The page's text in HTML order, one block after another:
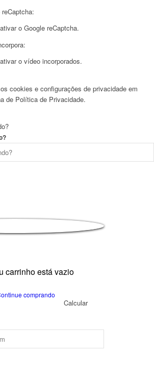
o Google reCaptcha.
o vídeo incorporados.
cookies e configurações de privacidade em
de Política de Privacidade.
carrinho está vazio
comprando
Calcular